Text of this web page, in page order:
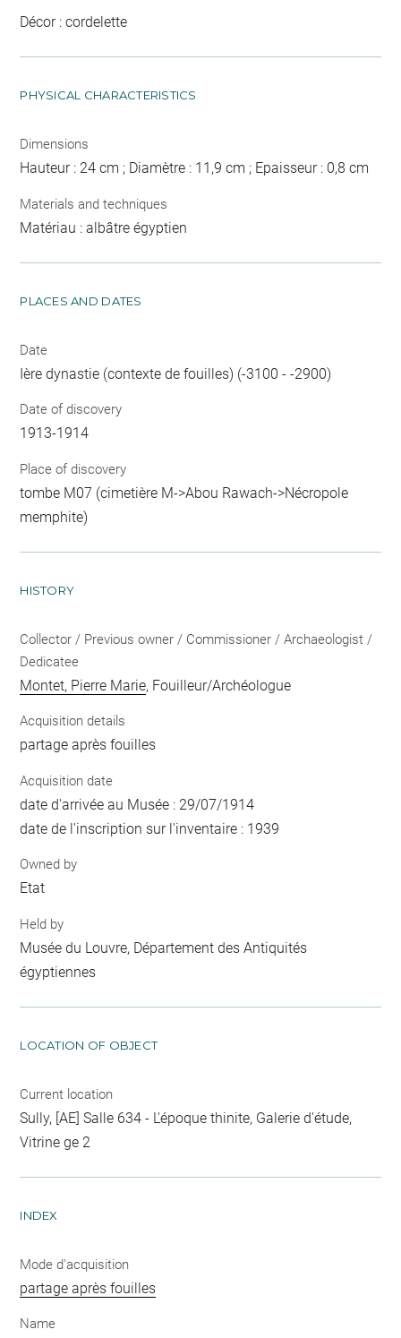
Décor : cordelette
PHYSICAL CHARACTERISTICS
Dimensions
Hauteur : 24 cm ; Diamètre : 11,9 cm ; Epaisseur : 0,8 cm
Materials and techniques
Matériau : albâtre égyptien
PLACES AND DATES
Date
Ière dynastie (contexte de fouilles) (-3100 - -2900)
Date of discovery
1913-1914
Place of discovery
tombe M07 (cimetière M->Abou Rawach->Nécropole
memphite)
HISTORY
Collector / Previous owner / Commissioner / Archaeologist /
Dedicatee
Montet, Pierre Marie, Fouilleur/Archéologue
Acquisition details
partage après fouilles
Acquisition date
date d'arrivée au Musée : 29/07/1914
date de l'inscription sur l'inventaire : 1939
Owned by
Etat
Held by
Musée du Louvre, Département des Antiquités
égyptiennes
LOCATION OF OBJECT
Current location
Sully, [AE] Salle 634 - L'époque thinite, Galerie d'étude,
Vitrine ge 2
INDEX
Mode d'acquisition
partage après fouilles
Name